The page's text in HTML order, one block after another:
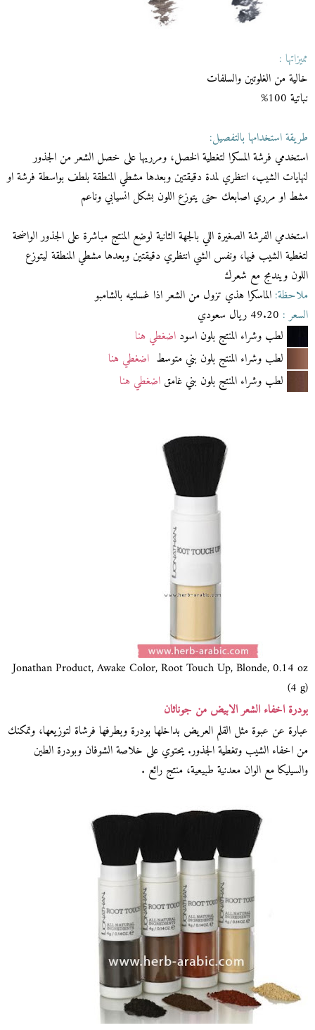
مميزاتها :
خالية من الغلوتين والسلفات
نباتية 100%
طريقة استخدامها بالتفصيل:
استخدمي فرشة المسكرا لتغطية الخصل، ومرريها على خصل الشعر من الجذور
لنهايات الشيب، انتظري لمدة دقيقتين وبعدها مشطي المنطقة بلطف بواسطة فرشة او
مشط او مرري اصابعك حتى يتوزع اللون بشكل انسيابي وناعم
استخدمي الفرشة الصغيرة اللي بالجهة الثانية لوضع المنتج مباشرة على الجذور الواضحة
لتغطية الشيب فيها، ونفس الشي انتظري دقيقتين وبعدها مشطي المنطقة ليتوزع
اللون ويندمج مع شعرك
ملاحظة:الماسكرا هذي تزول من الشعر اذا غسلتيه بالشامبو
السعر :
لطب وشراء المنتج بلون اسوداضغطي هنا
لطب وشراء المنتج بلون بني متوسط اضغطي هنا
لطب وشراء المنتج بلون بني غامقاضغطي هنا
Jonathan Product, Awake Color, Root Touch Up, Blonde, 0.14 oz
(4 g)
بودرة اخفاء الشعر الابيض من جوناثان
عبارة عن عبوة مثل القلم العريض بداخلها بودرة وبطرفها فرشاة لتوزيعها، وتمكنك
من اخفاء الشيب وتغطية الجذور. يحتوي على خلاصة الشوفان وبودرة الطين
والسيليكا مع الوان معدنية طبيعية، منتج رائع .